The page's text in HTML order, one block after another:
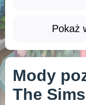
Pokaż
Mody
The